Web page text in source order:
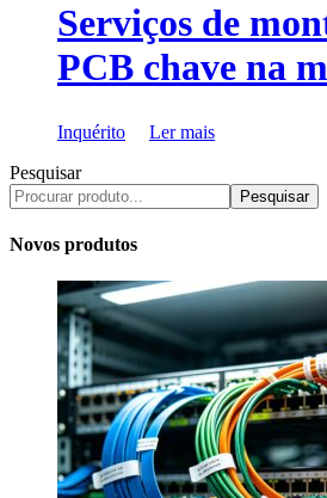
Serviços de
PCB chave na
Inquérito
Ler mais
Pesquisar
Pesquisar
Novos produtos